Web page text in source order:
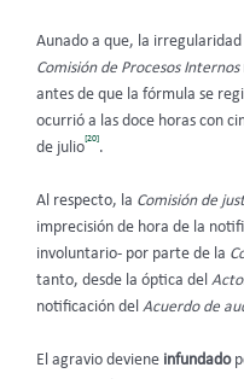
Aunado a que, la
Comisión de Procesos Internos
antes de que la fórmula se
ocurrió a las doce horas con
de julio
[20]
.
Al respecto, la Comisión de
imprecisión de hora de la
involuntario- por parte de la
tanto, desde la óptica del
notificación del Acuerdo de
El agravio deviene infundado